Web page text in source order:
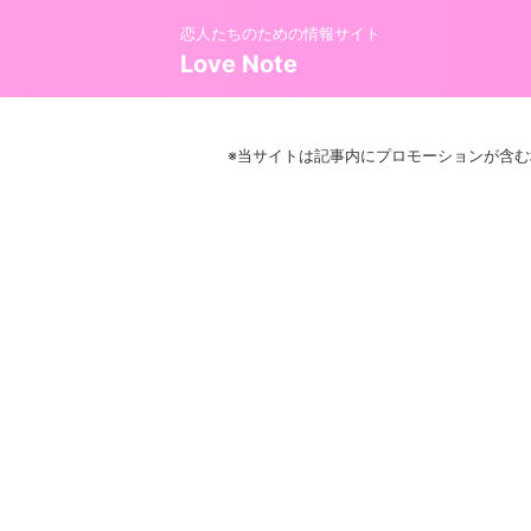
恋人たちのための情報サイト
Love Note
※当サイトは記事内にプロモーションが含む